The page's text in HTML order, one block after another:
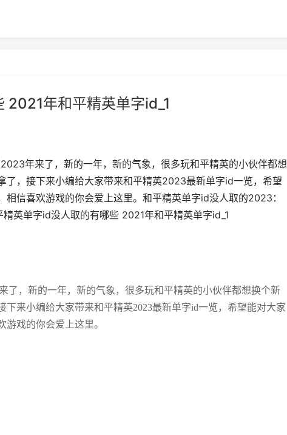
2021年和平精英单字id_1
年来了，新的一年，新的气象，很多玩和平精英的小伙伴都想
了，接下来小编给大家带来和平精英2023最新单字id一览，希望
信喜欢游戏的你会爱上这里。和平精英单字id没人取的2023：
单字id没人取的有哪些 2021年和平精英单字id_1
了，新的一年，新的气象，很多玩和平精英的小伙伴都想换个新
来小编给大家带来和平精英2023最新单字id一览，希望能对大家
戏的你会爱上这里。